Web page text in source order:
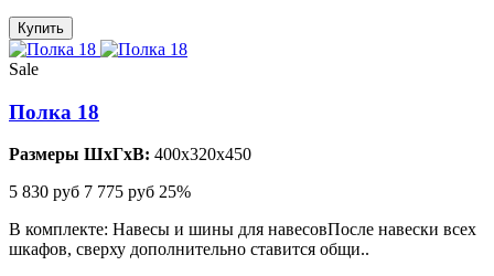
Купить
Sale
Полка 18
Размеры ШхГхВ: 400x320x450
5 830 руб 7 775 руб 25%
В комплекте: Навесы и шины для навесовПосле навески всех
шкафов, сверху дополнительно ставится общи..